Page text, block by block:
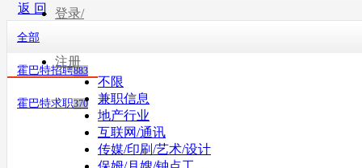
登录/
注册
返 回
全部
霍巴特招聘883
霍巴特求职370
不限
兼职信息
地产行业
互联网/通讯
传媒/印刷/艺术/设计